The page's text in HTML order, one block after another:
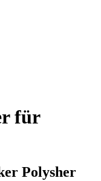
für
Polysher